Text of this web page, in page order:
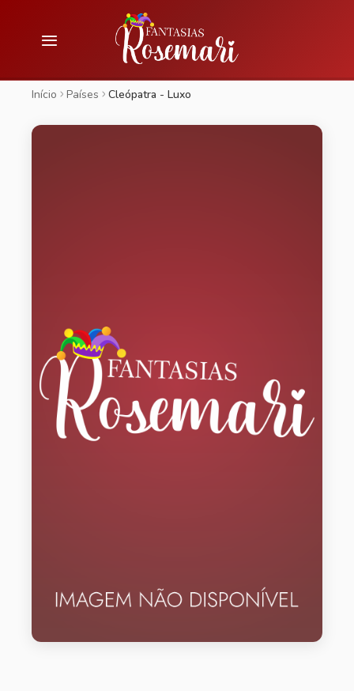
Início Países Cleópatra - Luxo